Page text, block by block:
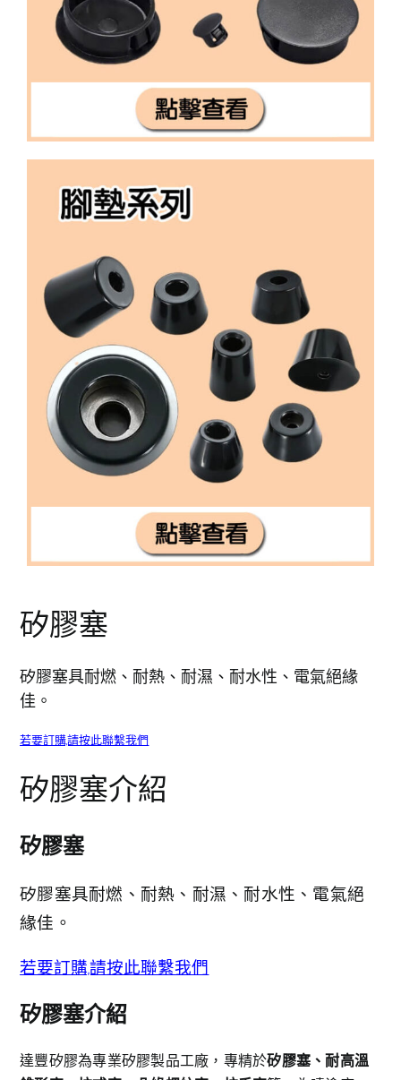
矽膠塞
矽膠塞具耐燃、耐熱、耐濕、耐水性、電氣絕緣
佳。
若要訂購,請按此聯繫我們
矽膠塞介紹
矽膠塞
矽膠塞具耐燃、耐熱、耐濕、耐水性、電氣絕
緣佳。
若要訂購,請按此聯繫我們
矽膠塞介紹
達豐矽膠為專業矽膠製品工廠，專精於矽膠塞、耐高溫